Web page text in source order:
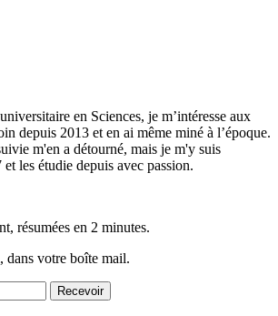
en Sciences, je m’intéresse aux
depuis 2013 et en ai même miné à l’époque.
m'en a détourné, mais je m'y suis
les étudie depuis avec passion.
résumées en 2 minutes.
votre boîte mail.
Recevoir